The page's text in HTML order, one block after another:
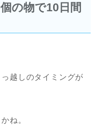
の物で10日間
越しのタイミングが
ね。